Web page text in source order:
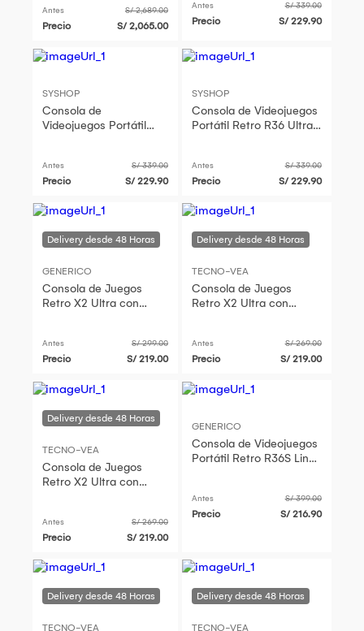
CARTUCHOS
Antes S/ 2,689.00
Precio S/ 2,065.00
Antes S/ 339.00
Precio S/ 229.90
SYSHOP
Consola de
Videojuegos Portátil
Antes S/ 339.00
Precio S/ 229.90
SYSHOP
Consola de Videojuegos
Portátil Retro R36 Ultra
Antes S/ 339.00
Precio S/ 229.90
GENERICO
Consola de Juegos
Retro X2 Ultra con
Antes S/ 299.00
Precio S/ 219.00
TECNO-VEA
Consola de Juegos
Retro X2 Ultra con
Antes S/ 269.00
Precio S/ 219.00
TECNO-VEA
Consola de Juegos
Retro X2 Ultra con
Antes S/ 269.00
Precio S/ 219.00
GENERICO
Consola de Videojuegos
Portátil Retro R36S Linux
Antes S/ 399.00
Precio S/ 216.90
TECNO-VEA TECNO-VEA